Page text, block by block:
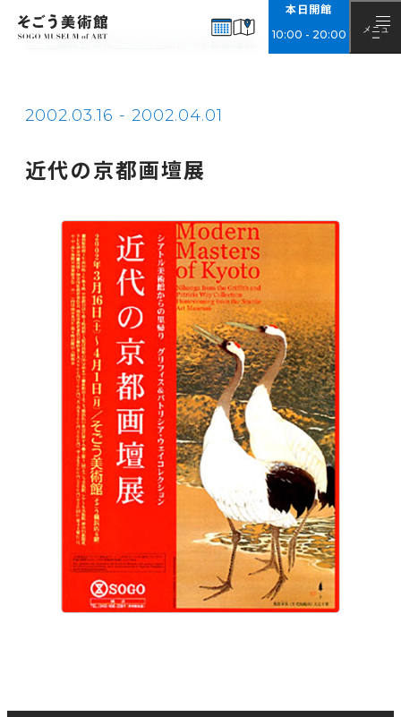
本日開館
10:00 - 20:00
メニュ
ー
EXHIBITIONS
展覧会情報
NEWS
ABOUT
美術館概要 アクセス
チケット購入について
ご来館の際のお願い
ホーム展覧会情報
近代の京都画壇展
2002.03.16 - 2002.04.01